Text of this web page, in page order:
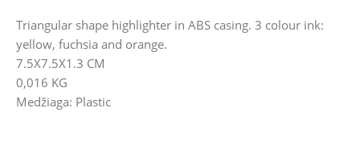
Triangular shape highlighter in ABS casing. 3 colour ink:
yellow, fuchsia and orange.
7.5X7.5X1.3 CM
0,016 KG
Medžiaga: Plastic